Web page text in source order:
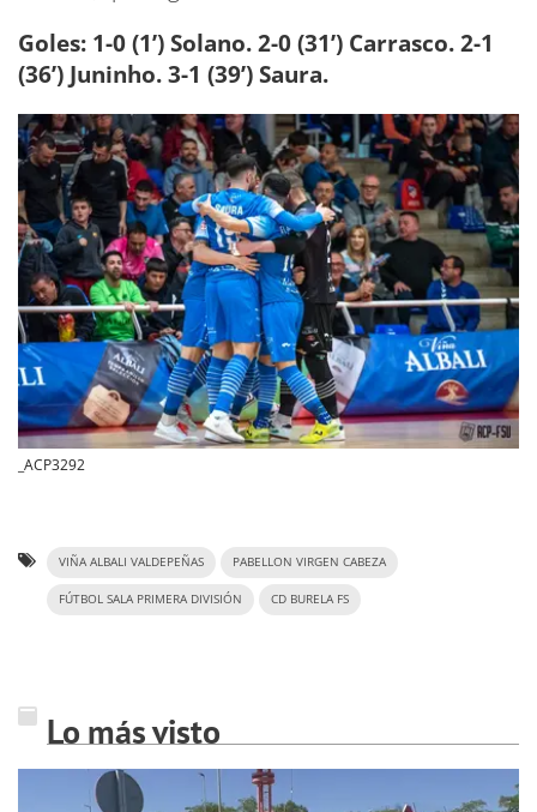
Goles: 1-0 (1’) Solano.2-0 (31’) Carrasco.2-1
(36’) Juninho. 3-1 (39’) Saura.
_ACP3292
VIÑA ALBALI VALDEPEÑAS PABELLON VIRGEN CABEZA
FÚTBOL SALA PRIMERA DIVISIÓN CD BURELA FS
Lo más visto